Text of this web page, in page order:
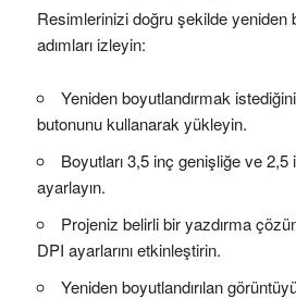
Resimlerinizi doğru şekilde yeniden
adımları izleyin:
Yeniden boyutlandırmak
butonunu kullanarak yükleyin.
Boyutları 3,5 inç genişliğe ve
ayarlayın.
Projeniz belirli bir yazdırma
DPI ayarlarını etkinleştirin.
Yeniden boyutlandırılan